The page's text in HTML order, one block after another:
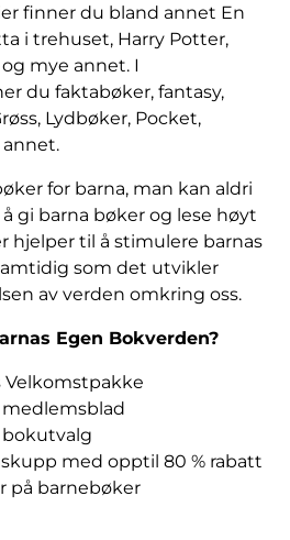
finner du bland annet En
i trehuset, Harry Potter,
og mye annet. I
du faktabøker, fantasy,
Lydbøker, Pocket,
annet.
for barna, man kan aldri
gi barna bøker og lese høyt
hjelper til å stimulere barnas
som det utvikler
av verden omkring oss.
Egen Bokverden?
Velkomstpakke
medlemsblad
med opptil 80 % rabatt
på barnebøker